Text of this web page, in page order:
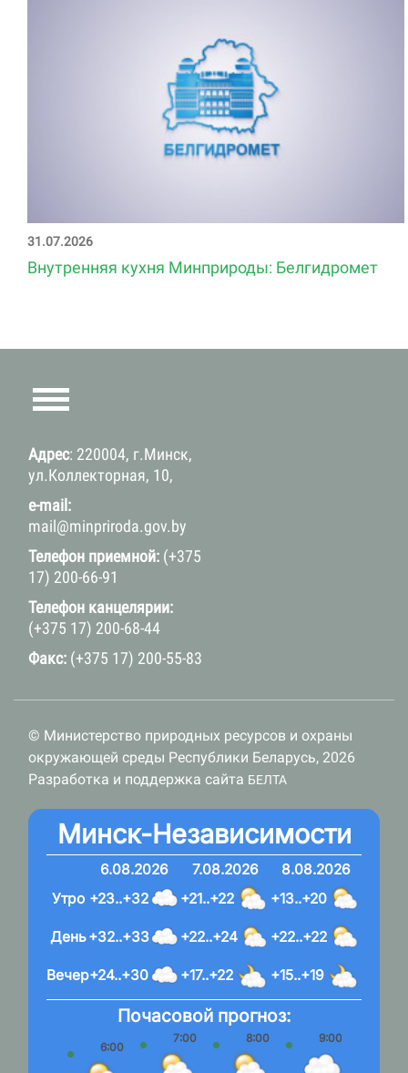
31.07.2026
Внутренняя кухня Минприроды: Белгидромет
Адрес: 220004, г.Минск,
ул.Коллекторная, 10,
e-mail:
mail@minpriroda.gov.by
Телефон приемной: (+375
17) 200-66-91
Телефон канцелярии:
(+375 17) 200-68-44
Факс: (+375 17) 200-55-83
© Министерство природных ресурсов и охраны
окружающей среды Республики Беларусь, 2026
Разработка и поддержка сайта БЕЛТА
Минск-Независимости
6.08.2026
+23..+32
+32..+33
+24..+30
7.08.2026
+21..+22
+22..+24
+17..+22
8.08.2026
+13..+20
+22..+22
+15..+19
Вечер
День
Утро
Почасовой прогноз:
6:00
7:00 8:00 9:00